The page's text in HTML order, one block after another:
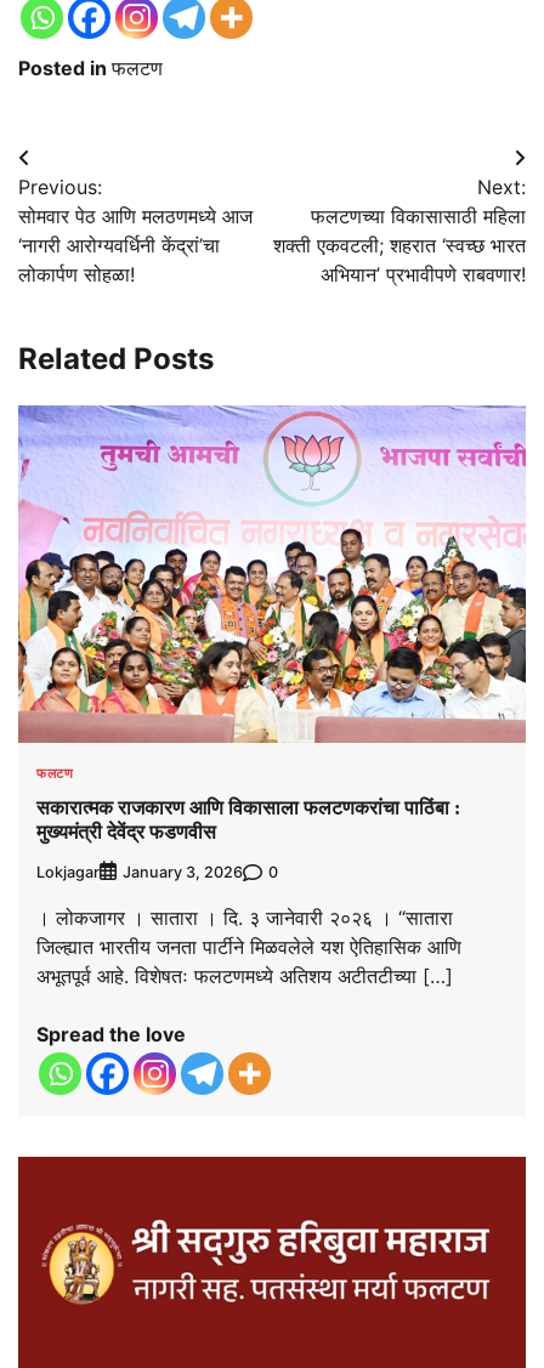
Posted inफलटण
Post
navigation
Previous:
सोमवार पेठ आणि मलठणमध्ये आज
‘नागरी आरोग्यवर्धिनी केंद्रां’चा
लोकार्पण सोहळा!
Next:
फलटणच्या विकासासाठी महिला
शक्ती एकवटली; शहरात ‘स्वच्छ भारत
अभियान’ प्रभावीपणे राबवणार!
Related Posts
फलटण
सकारात्मक राजकारण आणि विकासाला फलटणकरांचा पाठिंबा :
मुख्यमंत्री देवेंद्र फडणवीस
Lokjagar January 3, 2026 0
। लोकजागर । सातारा । दि. ३ जानेवारी २०२६ । “सातारा
जिल्ह्यात भारतीय जनता पार्टीने मिळवलेले यश ऐतिहासिक आणि
अभूतपूर्व आहे. विशेषतः फलटणमध्ये अतिशय अटीतटीच्या […]
Spread the love